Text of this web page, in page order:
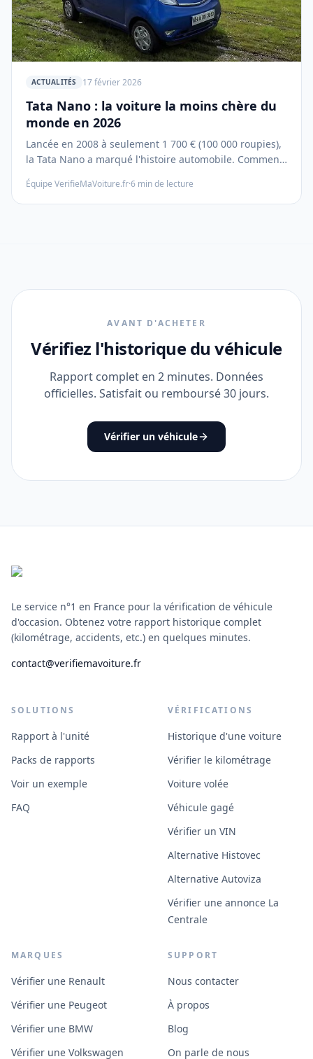
ACTUALITÉS 17 février 2026
Tata Nano : la voiture la moins chère du
monde en 2026
Lancée en 2008 à seulement 1 700 € (100 000 roupies),
la Tata Nano a marqué l'histoire automobile. Comment
et pourquoi elle reste une référence en 2026.
Équipe VerifieMaVoiture.fr·6 min de lecture
AVANT D'ACHETER
Vérifiez l'historique du véhicule
Rapport complet en 2 minutes. Données
officielles. Satisfait ou remboursé 30 jours.
Vérifier un véhicule
Le service n°1 en France pour la vérification de véhicule
d'occasion. Obtenez votre rapport historique complet
(kilométrage, accidents, etc.) en quelques minutes.
contact@verifiemavoiture.fr
SOLUTIONS
Rapport à l'unité
Packs de rapports
Voir un exemple
FAQ
VÉRIFICATIONS
Historique d'une voiture
Vérifier le kilométrage
Voiture volée
Véhicule gagé
Vérifier un VIN
Alternative Histovec
Alternative Autoviza
Vérifier une annonce La
Centrale
MARQUES
Vérifier une Renault
Vérifier une Peugeot
Vérifier une BMW
Vérifier une Volkswagen
SUPPORT
Nous contacter
À propos
Blog
On parle de nous